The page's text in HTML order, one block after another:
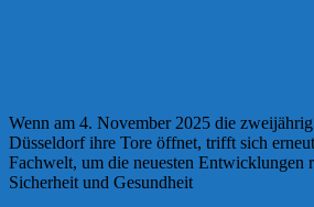
Wenn am 4. November 2025 die
Düsseldorf ihre Tore öffnet, trifft sich
Fachwelt, um die neuesten Entwicklungen
Sicherheit und Gesundheit